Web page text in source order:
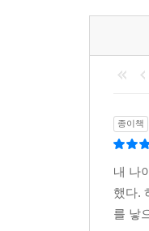
종이책
내 나
했다.
를 낳